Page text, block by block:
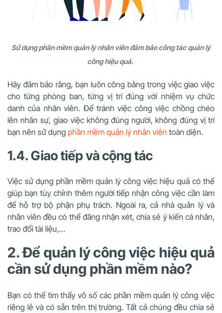
Sử dụng phần mềm quản lý nhân viên đảm bảo công tác quản lý
công hiệu quả.
Hãy đảm bảo rằng, bạn luôn công bằng trong việc giao việc
cho từng phòng ban, từng vị trí đúng với nhiệm vụ chức
danh của nhân viên. Để tránh việc công việc chồng chéo
lên nhân sự, giao việc không đúng người, không đúng vị trí
bạn nên sử dụng phần mềm quản lý nhân viên toàn diện.
1.4. Giao tiếp và cộng tác
Việc sử dụng phần mềm quản lý công việc hiệu quả có thể
giúp bạn tùy chỉnh thêm người tiếp nhận công việc cần làm
để hỗ trợ bộ phận phụ trách. Ngoài ra, cả nhà quản lý và
nhân viên đều có thể đăng nhận xét, chia sẻ ý kiến cá nhân,
trao đổi tài liệu,…
2. Để quản lý công việc hiệu quả
cần sử dụng phần mềm nào?
Bạn có thể tìm thấy vô số các phần mềm quản lý công việc
riêng lẻ và có sẵn trên thị trường. Tất cả chúng đều chia sẻ